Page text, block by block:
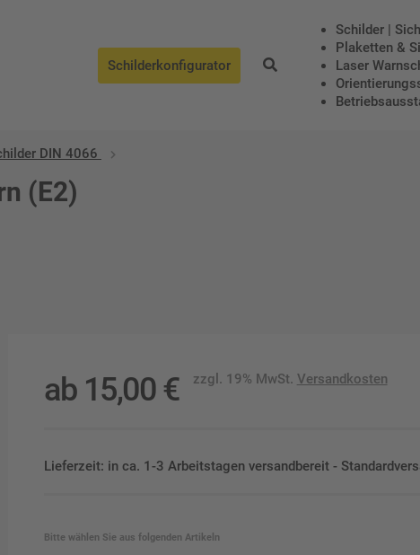
Schilderkonfigurator
Schilder |
Plaketten &
Laser
DIN 4066
(E2)
ab 15,00 € zzgl. 19% MwSt. Versandkosten
Lieferzeit: in ca. 1-3 Arbeitstagen versandbereit -
Bitte wählen Sie aus folgenden Artikeln